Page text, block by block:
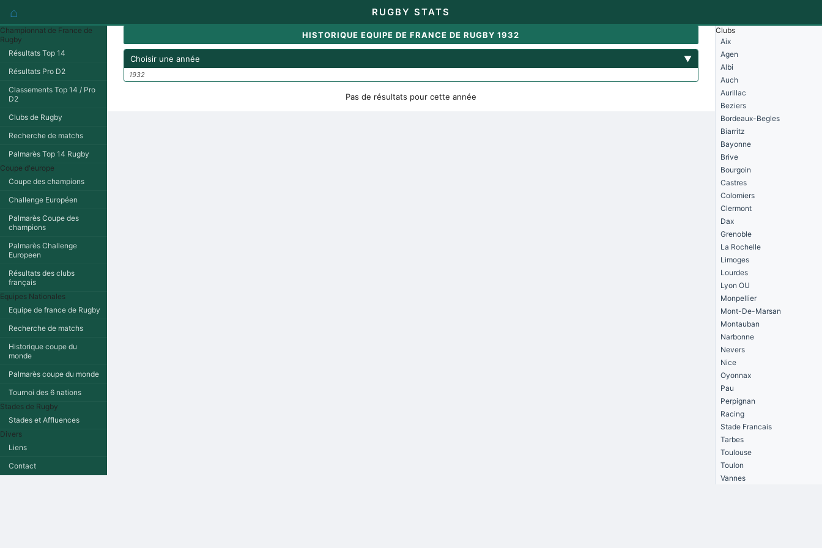
⌂ RUGBY STATS
Championnat de France de
Rugby
Résultats Top 14
Résultats Pro D2
Classements Top 14 / Pro
D2
Clubs de Rugby
Recherche de matchs
Palmarès Top 14 Rugby
Coupe d'europe
Coupe des champions
Challenge Européen
Palmarès Coupe des
champions
Palmarès Challenge
Europeen
Résultats des clubs
français
Equipes Nationales
Equipe de france de Rugby
Recherche de matchs
Historique coupe du
monde
Palmarès coupe du monde
Tournoi des 6 nations
Stades de Rugby
Stades et Affluences
Divers
Liens
Contact
HISTORIQUE EQUIPE DE FRANCE DE RUGBY 1932
Choisir une année ▼
1932
Pas de résultats pour cette année
Clubs
Aix
Agen
Albi
Auch
Aurillac
Beziers
Bordeaux-Begles
Biarritz
Bayonne
Brive
Bourgoin
Castres
Colomiers
Clermont
Dax
Grenoble
La Rochelle
Limoges
Lourdes
Lyon OU
Monpellier
Mont-De-Marsan
Montauban
Narbonne
Nevers
Nice
Oyonnax
Pau
Perpignan
Racing
Stade Francais
Tarbes
Toulouse
Toulon
Vannes